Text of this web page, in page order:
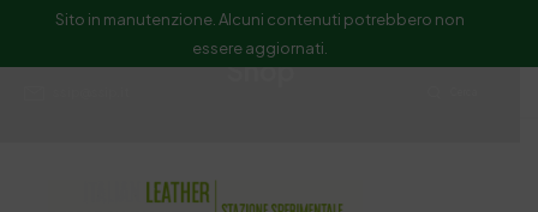
Sito in manutenzione. Alcuni contenuti potrebbero non
essere aggiornati.
Shop